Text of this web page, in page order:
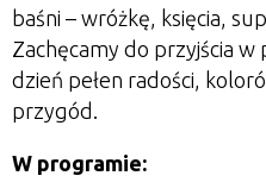
baśni – wróżkę, księcia,
Zachęcamy do przyjścia w
dzień pełen radości,
przygód.
W programie: